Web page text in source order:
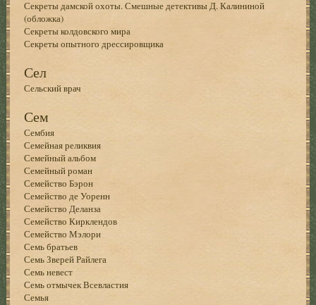
Секреты дамской охоты. Смешные детективы Д. Калининой
(обложка)
Секреты колдовского мира
Секреты опытного дрессировщика
Сел
Сельский врач
Сем
Сембия
Семейная реликвия
Семейный альбом
Семейный роман
Семейство Бэрон
Семейство де Уоренн
Семейство Деланза
Семейство Кирклендов
Семейство Мэлори
Семь братьев
Семь Зверей Райлега
Семь невест
Семь отмычек Всевластия
Семья